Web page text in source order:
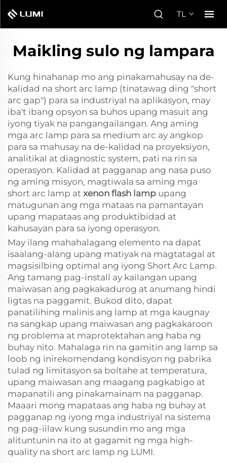
TL
Maikling sulo ng lampara
Kung hinahanap mo ang pinakamahusay na de-
kalidad na short arc lamp (tinatawag ding "short
arc gap") para sa industriyal na aplikasyon, may
iba't ibang opsyon sa buhos upang masuit ang
iyong tiyak na pangangailangan. Ang aming
mga arc lamp para sa medium arc ay angkop
para sa mahusay na de-kalidad na proyeksiyon,
analitikal at diagnostic system, pati na rin sa
operasyon. Kalidad at pagganap ang nasa puso
ng aming misyon, magtiwala sa aming mga
short arc lamp at xenon flash lamp upang
matugunan ang mga mataas na pamantayan
upang mapataas ang produktibidad at
kahusayan para sa iyong operasyon.
May ilang mahahalagang elemento na dapat
isaalang-alang upang matiyak na magtatagal at
magsisilbing optimal ang iyong Short Arc Lamp.
Ang tamang pag-install ay kailangan upang
maiwasan ang pagkakadurog at anumang hindi
ligtas na paggamit. Bukod dito, dapat
panatilihing malinis ang lamp at mga kaugnay
na sangkap upang maiwasan ang pagkakaroon
ng problema at maprotektahan ang haba ng
buhay nito. Mahalaga rin na gamitin ang lamp sa
loob ng inirekomendang kondisyon ng pabrika
tulad ng limitasyon sa boltahe at temperatura,
upang maiwasan ang maagang pagkabigo at
mapanatili ang pinakamainam na pagganap.
Maaari mong mapataas ang haba ng buhay at
pagganap ng iyong mga industriyal na sistema
ng pag-iilaw kung susundin mo ang mga
alituntunin na ito at gagamit ng mga high-
quality na short arc lamp ng LUMI.